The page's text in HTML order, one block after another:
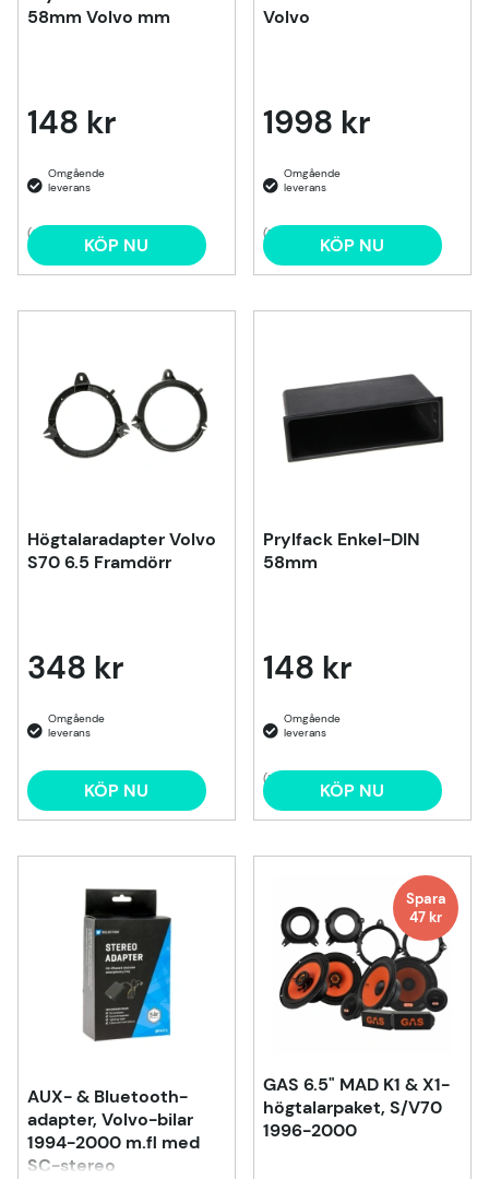
58mm Volvo mm
148 kr
(2) KÖP NU
Volvo
1998 kr
(1) KÖP NU
Högtalaradapter Volvo
S70 6.5 Framdörr
348 kr
KÖP NU
Prylfack Enkel-DIN
58mm
148 kr
(1) KÖP NU
AUX- & Bluetooth-
adapter, Volvo-bilar
1994-2000 m.fl med
SC-stereo
Spara
47 kr
GAS 6.5" MAD K1 & X1-
högtalarpaket, S/V70
1996-2000